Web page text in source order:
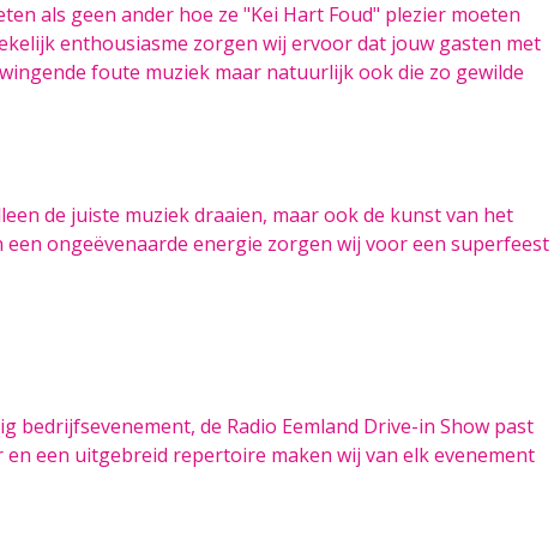
als geen ander hoe ze "Kei Hart Foud" plezier moeten
enthousiasme zorgen wij ervoor dat jouw gasten met
foute muziek maar natuurlijk ook die zo gewilde
de juiste muziek draaien, maar ook de kunst van het
ongeëvenaarde energie zorgen wij voor een superfeest
de Radio Eemland Drive-in Show past
een uitgebreid repertoire maken wij van elk evenement